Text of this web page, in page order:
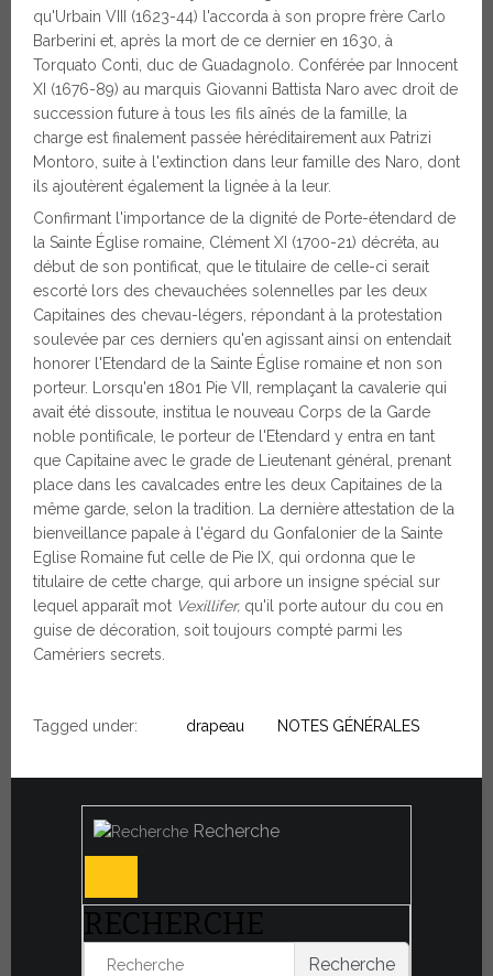
qu'Urbain VIII (1623-44) l'accorda à son propre frère Carlo
Barberini et, après la mort de ce dernier en 1630, à
Torquato Conti, duc de Guadagnolo. Conférée par Innocent
XI (1676-89) au marquis Giovanni Battista Naro avec droit de
succession future à tous les fils aînés de la famille, la
charge est finalement passée héréditairement aux Patrizi
Montoro, suite à l'extinction dans leur famille des Naro, dont
ils ajoutèrent également la lignée à la leur.
Confirmant l'importance de la dignité de Porte-étendard de
la Sainte Église romaine, Clément XI (1700-21) décréta, au
début de son pontificat, que le titulaire de celle-ci serait
escorté lors des chevauchées solennelles par les deux
Capitaines des chevau-légers, répondant à la protestation
soulevée par ces derniers qu'en agissant ainsi on entendait
honorer l'Etendard de la Sainte Église romaine et non son
porteur. Lorsqu'en 1801 Pie VII, remplaçant la cavalerie qui
avait été dissoute, institua le nouveau Corps de la Garde
noble pontificale, le porteur de l'Etendard y entra en tant
que Capitaine avec le grade de Lieutenant général, prenant
place dans les cavalcades entre les deux Capitaines de la
même garde, selon la tradition. La dernière attestation de la
bienveillance papale à l'égard du Gonfalonier de la Sainte
Eglise Romaine fut celle de Pie IX, qui ordonna que le
titulaire de cette charge, qui arbore un insigne spécial sur
lequel apparaît mot Vexillifer, qu'il porte autour du cou en
guise de décoration, soit toujours compté parmi les
Camériers secrets.
Tagged under: drapeau NOTES GÉNÉRALES
Recherche
RECHERCHE
Recherche